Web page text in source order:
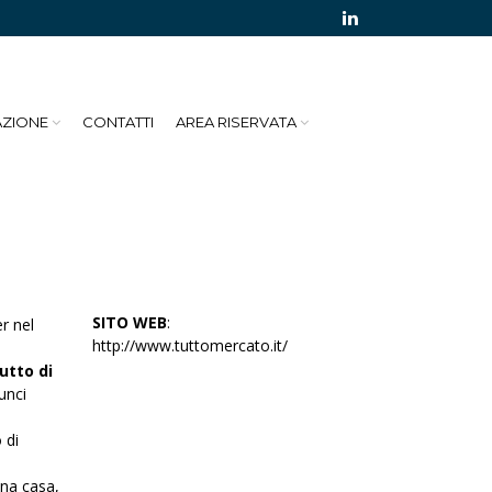
CONTATTI AREA RISERVATA
nel
di
di
casa,
SITO WEB:
http://www.tuttomercato.it/